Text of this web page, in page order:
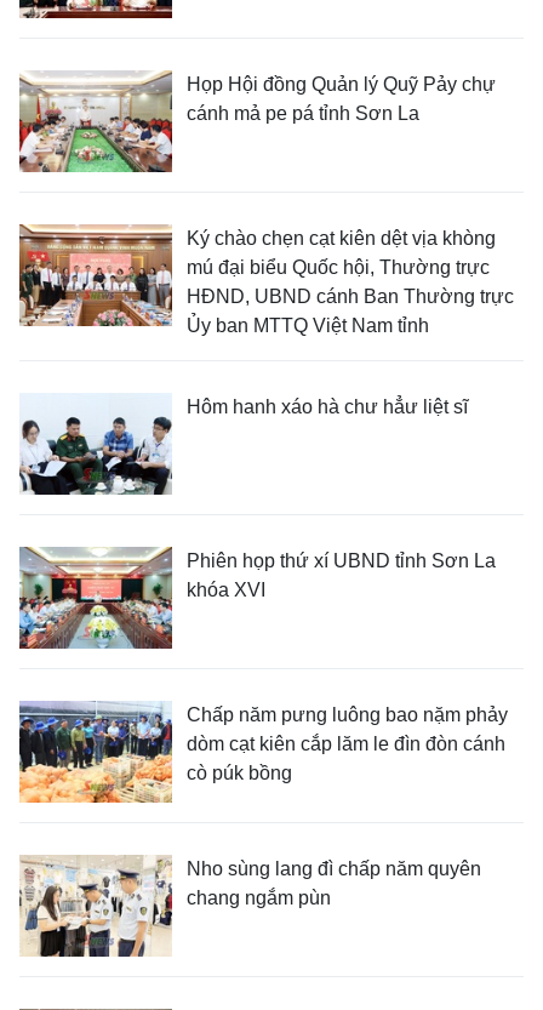
Họp Hội đồng Quản lý Quỹ Pảy chự
cánh mả pe pá tỉnh Sơn La
Ký chào chẹn cạt kiên dệt vịa khòng
mú đại biểu Quốc hội, Thường trực
HĐND, UBND cánh Ban Thường trực
Ủy ban MTTQ Việt Nam tỉnh
Hôm hanh xáo hà chư hẳư liệt sĩ
Phiên họp thứ xí UBND tỉnh Sơn La
khóa XVI
Chấp năm pưng luông bao nặm phảy
dòm cạt kiên cắp lăm le đìn đòn cánh
cò púk bồng
Nho sùng lang đì chấp năm quyên
chang ngắm pùn